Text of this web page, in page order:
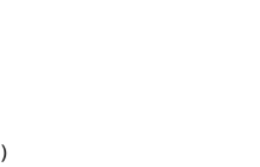
）